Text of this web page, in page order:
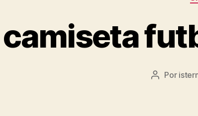
camiseta
Autor
Por